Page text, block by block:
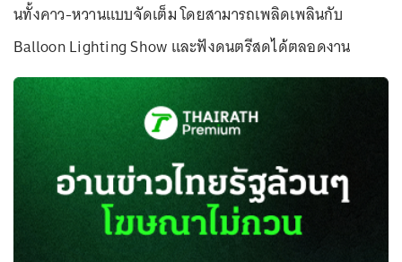
นทั้งคาว-หวานแบบจัดเต็ม โดยสามารถเพลิดเพลินกับ
Balloon Lighting Show และฟังดนตรีสดได้ตลอดงาน